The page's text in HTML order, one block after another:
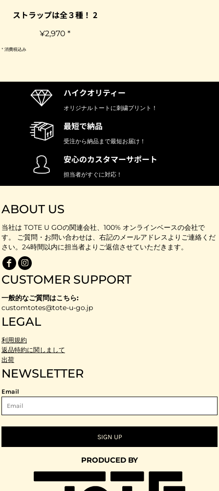
ストラップは全３種！ 2
¥2,970*
* 消費税込み
ハイクオリティー
オリジナルトートに刺繍プリント！
最短で納品
受注から納品まで最短お届け！
安心のカスタマーサポート
担当者がすぐに対応！
ABOUT US
当社は TOTE U GOの関連会社、100% オンラインベースの会社で
す。 ご質問・お問い合わせは、右記のメールアドレスよりご連絡くだ
さい。24時間以内に担当者よりご返信させていただきます。
CUSTOMER SUPPORT
一般的なご質問はこちら:
customtotes@tote-u-go.jp
LEGAL
利用規約
返品特約に関しまして
出荷
NEWSLETTER
Email
SIGN UP
PRODUCED BY